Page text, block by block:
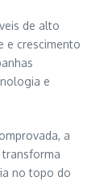
de alto
e crescimento
e
a
no topo do